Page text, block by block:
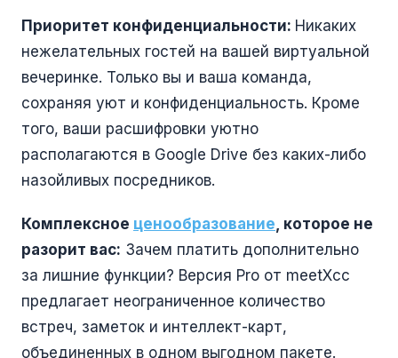
Приоритет конфиденциальности: Никаких
нежелательных гостей на вашей виртуальной
вечеринке. Только вы и ваша команда,
сохраняя уют и конфиденциальность. Кроме
того, ваши расшифровки уютно
располагаются в Google Drive без каких-либо
назойливых посредников.
Комплексное ценообразование , которое не
разорит вас: Зачем платить дополнительно
за лишние функции? Версия Pro от meetXcc
предлагает неограниченное количество
встреч, заметок и интеллект-карт,
объединенных в одном выгодном пакете.